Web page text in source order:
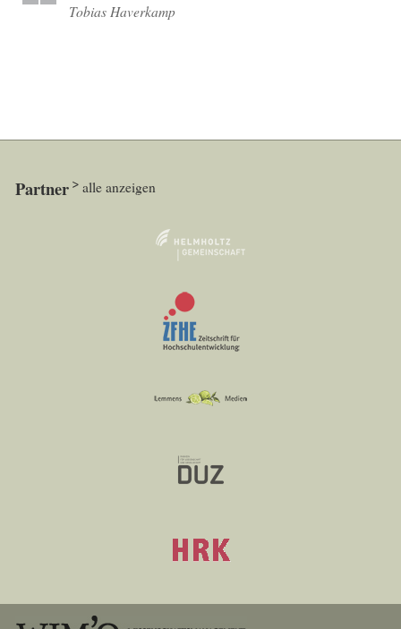
Tobias Haverkamp
Partner alle anzeigen